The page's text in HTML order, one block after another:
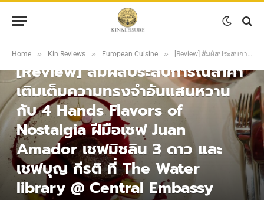
Home » Kin Reviews » European Cuisine » [Review] สัมผัสประสบการณ์ล้ำค่า เติมเต็มความทรงจำอันแสนหวาน กับ 4 Hands Flavors of Nostalgia ฝีมือเชฟ Juan Amador เชฟมิชลิน 3 ดาว และเชฟบุญ กีรติ ที่ The Water library @ Central Embassy
[Review] สัมผัสประสบการณ์ล้ำค่า
เติมเต็มความทรงจำอันแสนหวาน
กับ 4 Hands Flavors of
Nostalgia ฝีมือเชฟ Juan
Amador เชฟมิชลิน 3 ดาว และ
เชฟบุญ กีรติ ที่ The Water
library @ Central Embassy